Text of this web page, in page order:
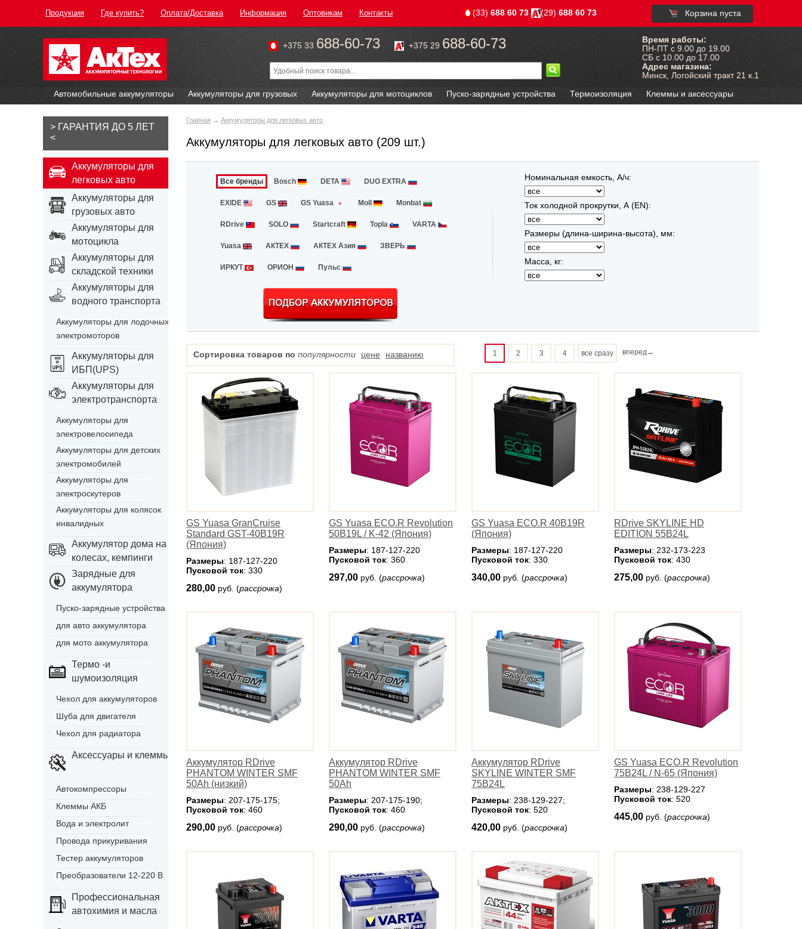
Продукция Где купить? Оплата/Доставка Информация Оптовикам Контакты (33) 688 60 73 (29) 688 60 73 Корзина пуста
+375 33 688-60-73 +375 29 688-60-73
Время работы:
ПН-ПТ с 9.00 до 19.00
СБ с 10.00 до 17.00
Адрес магазина:
Минск, Логойский тракт 21 к.1
Автомобильные аккумуляторы Аккумуляторы для грузовых Аккумуляторы для мотоциклов Пуско-зарядные устройства Термоизоляция Клеммы и аксессуары
Главная → Аккумуляторы для легковых авто
Аккумуляторы для легковых авто (209 шт.)
Все бренды Bosch DETA DUO EXTRA
EXIDE GS GS Yuasa Moll Monbat
RDrive SOLO Startcraft Topla VARTA
Yuasa АКТЕХ АКТЕХ Азия ЗВЕРЬ
ИРКУТ ОРИОН Пульс
Номинальная емкость, А/ч:
Ток холодной прокрутки, А (EN):
Размеры (длина-ширина-высота), мм:
Масса, кг:
Сортировка товаров по популярности цене названию 1 2 3 4 все сразу вперед→
GS Yuasa GranCruise
Standard GST-40B19R
(Япония)
Размеры: 187-127-220
Пусковой ток: 330
280,00 руб. (рассрочка)
GS Yuasa ECO.R Revolution
50B19L / K-42 (Япония)
Размеры: 187-127-220
Пусковой ток: 360
297,00 руб. (рассрочка)
GS Yuasa ECO.R 40B19R
(Япония)
Размеры: 187-127-220
Пусковой ток: 330
340,00 руб. (рассрочка)
RDrive SKYLINE HD
EDITION 55B24L
Размеры: 232-173-223
Пусковой ток: 430
275,00 руб. (рассрочка)
Аккумулятор RDrive
PHANTOM WINTER SMF
50Ah (низкий)
Размеры: 207-175-175;
Пусковой ток: 460
290,00 руб. (рассрочка)
Аккумулятор RDrive
PHANTOM WINTER SMF
50Ah
Размеры: 207-175-190;
Пусковой ток: 460
290,00 руб. (рассрочка)
Аккумулятор RDrive
SKYLINE WINTER SMF
75B24L
Размеры: 238-129-227;
Пусковой ток: 520
420,00 руб. (рассрочка)
GS Yuasa ECO.R Revolution
75B24L / N-65 (Япония)
Размеры: 238-129-227
Пусковой ток: 520
445,00 руб. (рассрочка)
> ГАРАНТИЯ ДО 5 ЛЕТ
<
Аккумуляторы для
легковых авто
Аккумуляторы для
грузовых авто
Аккумуляторы для
мотоцикла
Аккумуляторы для
складской техники
Аккумуляторы для
водного транспорта
Аккумуляторы для лодочных
электромоторов
Аккумуляторы для
ИБП(UPS)
Аккумуляторы для
электротранспорта
Аккумуляторы для
электровелосипеда
Аккумуляторы для детских
электромобилей
Аккумуляторы для
электроскутеров
Аккумуляторы для колясок
инвалидных
Аккумулятор дома на
колесах, кемпинги
Зарядные для
аккумулятора
Пуско-зарядные устройства
для авто аккумулятора
для мото аккумулятора
Термо -и
шумоизоляция
Чехол для аккумуляторов
Шуба для двигателя
Чехол для радиатора
Аксессуары и клеммы
Автокомпрессоры
Клеммы АКБ
Вода и электролит
Провода прикуривания
Тестер аккумуляторов
Преобразователи 12-220 В
Профессиональная
автохимия и масла